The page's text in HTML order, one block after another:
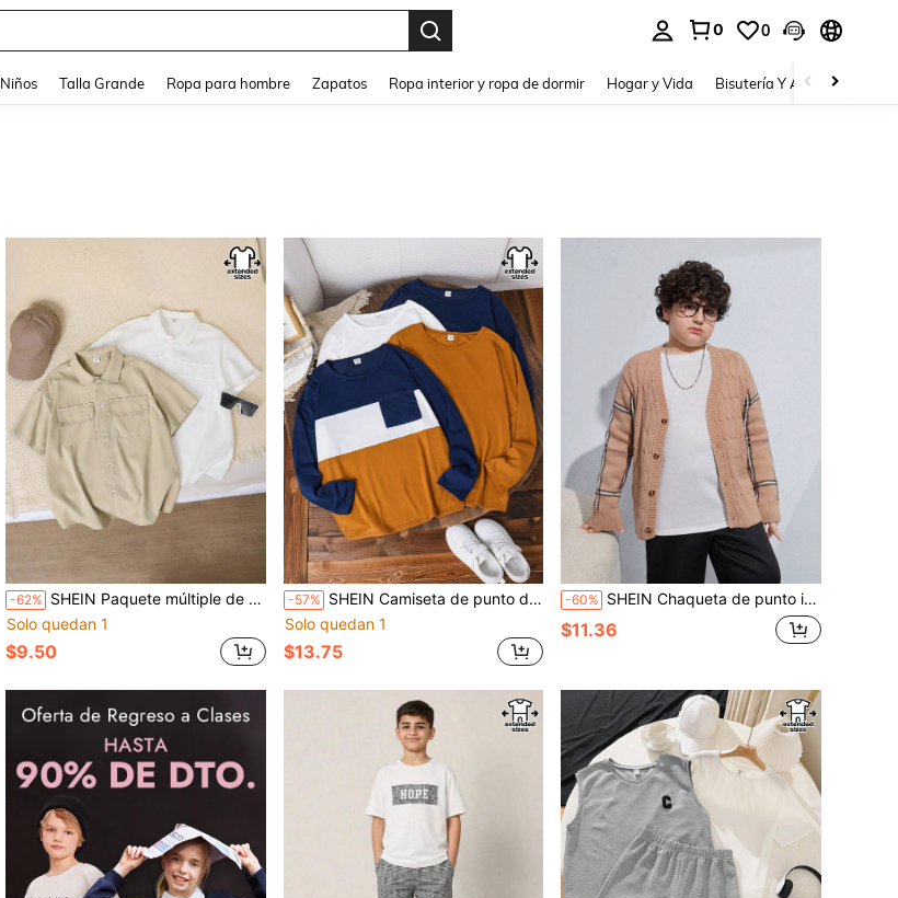
0 0
Niños Talla Grande Ropa para hombre Zapatos Ropa interior y ropa de dormir Hogar y Vida Bisutería Y Accesorios
-62% SHEIN Paquete múltiple de camisas de vestir casuales de manga corta y sólidas para niños preadolescentes con cuello abotonado y bolsillo parche, 2 colores por paquete, perfectas para uso diario, vacaciones, deportes y temporada de primavera/verano
Solo quedan 1
$9.50
-57% SHEIN Camiseta de punto de manga corta con cuello redondo y bloques de color informal de tamaño extendido para niños preadolescentes, multicolor, paquete de 4 (uno de cada color)
Solo quedan 1
$13.75
-60% SHEIN Chaqueta de punto informal de estilo universitario para niño preadolescente en tallas extendidas, para otoño e invierno
$11.36